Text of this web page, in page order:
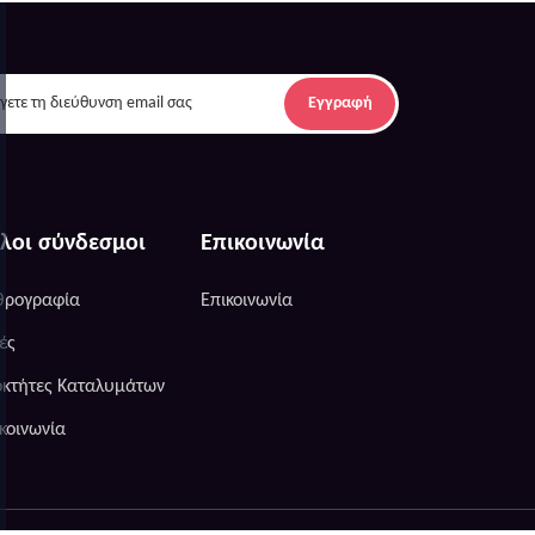
Εγγραφή
σύνδεσμοι
Καταλυμάτων
Επικοινωνία
Επικοινωνία